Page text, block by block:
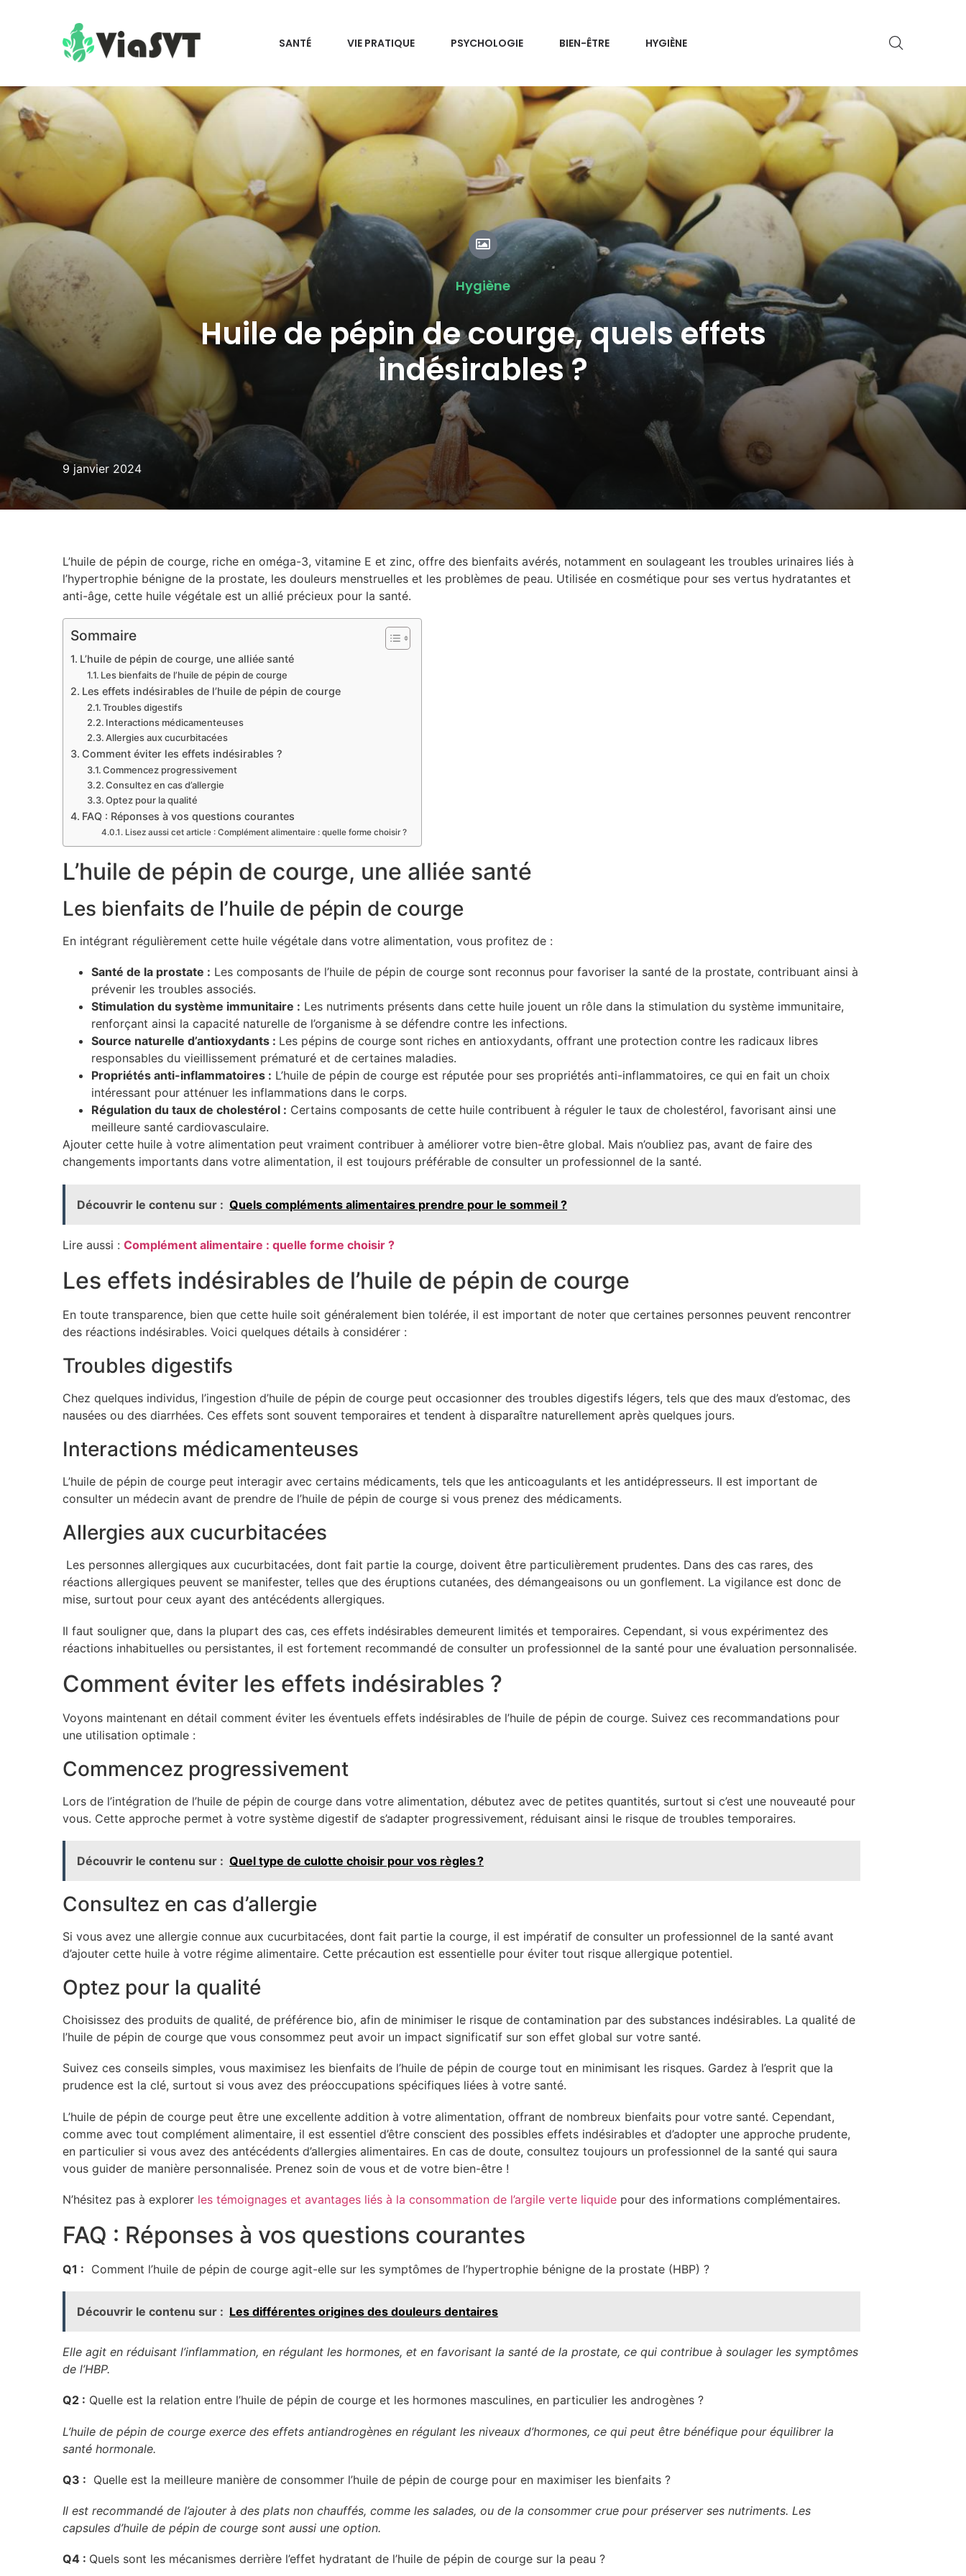
SANTÉ VIE PRATIQUE PSYCHOLOGIE BIEN-ÊTRE HYGIÈNE
Hygiène
Huile de pépin de courge, quels effets
indésirables ?
9 janvier 2024
L’huile de pépin de courge, riche en oméga-3, vitamine E et zinc, offre des bienfaits avérés, notamment en soulageant les troubles urinaires liés à
l’hypertrophie bénigne de la prostate, les douleurs menstruelles et les problèmes de peau. Utilisée en cosmétique pour ses vertus hydratantes et
anti-âge, cette huile végétale est un allié précieux pour la santé.
Sommaire
L’huile de pépin de courge, une alliée santé
Les bienfaits de l’huile de pépin de courge
Les effets indésirables de l’huile de pépin de courge
Troubles digestifs
Interactions médicamenteuses
Allergies aux cucurbitacées
Comment éviter les effets indésirables ?
Commencez progressivement
Consultez en cas d’allergie
Optez pour la qualité
FAQ : Réponses à vos questions courantes
Lisez aussi cet article : Complément alimentaire : quelle forme choisir ?
L’huile de pépin de courge, une alliée santé
Les bienfaits de l’huile de pépin de courge
En intégrant régulièrement cette huile végétale dans votre alimentation, vous profitez de :
Santé de la prostate : Les composants de l’huile de pépin de courge sont reconnus pour favoriser la santé de la prostate, contribuant ainsi à
prévenir les troubles associés.
Stimulation du système immunitaire : Les nutriments présents dans cette huile jouent un rôle dans la stimulation du système immunitaire,
renforçant ainsi la capacité naturelle de l’organisme à se défendre contre les infections.
Source naturelle d’antioxydants : Les pépins de courge sont riches en antioxydants, offrant une protection contre les radicaux libres
responsables du vieillissement prématuré et de certaines maladies.
Propriétés anti-inflammatoires : L’huile de pépin de courge est réputée pour ses propriétés anti-inflammatoires, ce qui en fait un choix
intéressant pour atténuer les inflammations dans le corps.
Régulation du taux de cholestérol : Certains composants de cette huile contribuent à réguler le taux de cholestérol, favorisant ainsi une
meilleure santé cardiovasculaire.
Ajouter cette huile à votre alimentation peut vraiment contribuer à améliorer votre bien-être global. Mais n’oubliez pas, avant de faire des
changements importants dans votre alimentation, il est toujours préférable de consulter un professionnel de la santé.
Découvrir le contenu sur : Quels compléments alimentaires prendre pour le sommeil ?
Lire aussi : Complément alimentaire : quelle forme choisir ?
Les effets indésirables de l’huile de pépin de courge
En toute transparence, bien que cette huile soit généralement bien tolérée, il est important de noter que certaines personnes peuvent rencontrer
des réactions indésirables. Voici quelques détails à considérer :
Troubles digestifs
Chez quelques individus, l’ingestion d’huile de pépin de courge peut occasionner des troubles digestifs légers, tels que des maux d’estomac, des
nausées ou des diarrhées. Ces effets sont souvent temporaires et tendent à disparaître naturellement après quelques jours.
Interactions médicamenteuses
L’huile de pépin de courge peut interagir avec certains médicaments, tels que les anticoagulants et les antidépresseurs. Il est important de
consulter un médecin avant de prendre de l’huile de pépin de courge si vous prenez des médicaments.
Allergies aux cucurbitacées
Les personnes allergiques aux cucurbitacées, dont fait partie la courge, doivent être particulièrement prudentes. Dans des cas rares, des
réactions allergiques peuvent se manifester, telles que des éruptions cutanées, des démangeaisons ou un gonflement. La vigilance est donc de
mise, surtout pour ceux ayant des antécédents allergiques.
Il faut souligner que, dans la plupart des cas, ces effets indésirables demeurent limités et temporaires. Cependant, si vous expérimentez des
réactions inhabituelles ou persistantes, il est fortement recommandé de consulter un professionnel de la santé pour une évaluation personnalisée.
Comment éviter les effets indésirables ?
Voyons maintenant en détail comment éviter les éventuels effets indésirables de l’huile de pépin de courge. Suivez ces recommandations pour
une utilisation optimale :
Commencez progressivement
Lors de l’intégration de l’huile de pépin de courge dans votre alimentation, débutez avec de petites quantités, surtout si c’est une nouveauté pour
vous. Cette approche permet à votre système digestif de s’adapter progressivement, réduisant ainsi le risque de troubles temporaires.
Découvrir le contenu sur : Quel type de culotte choisir pour vos règles ?
Consultez en cas d’allergie
Si vous avez une allergie connue aux cucurbitacées, dont fait partie la courge, il est impératif de consulter un professionnel de la santé avant
d’ajouter cette huile à votre régime alimentaire. Cette précaution est essentielle pour éviter tout risque allergique potentiel.
Optez pour la qualité
Choisissez des produits de qualité, de préférence bio, afin de minimiser le risque de contamination par des substances indésirables. La qualité de
l’huile de pépin de courge que vous consommez peut avoir un impact significatif sur son effet global sur votre santé.
Suivez ces conseils simples, vous maximisez les bienfaits de l’huile de pépin de courge tout en minimisant les risques. Gardez à l’esprit que la
prudence est la clé, surtout si vous avez des préoccupations spécifiques liées à votre santé.
L’huile de pépin de courge peut être une excellente addition à votre alimentation, offrant de nombreux bienfaits pour votre santé. Cependant,
comme avec tout complément alimentaire, il est essentiel d’être conscient des possibles effets indésirables et d’adopter une approche prudente,
en particulier si vous avez des antécédents d’allergies alimentaires. En cas de doute, consultez toujours un professionnel de la santé qui saura
vous guider de manière personnalisée. Prenez soin de vous et de votre bien-être !
N’hésitez pas à explorer les témoignages et avantages liés à la consommation de l’argile verte liquide pour des informations complémentaires.
FAQ : Réponses à vos questions courantes
Q1 : Comment l’huile de pépin de courge agit-elle sur les symptômes de l’hypertrophie bénigne de la prostate (HBP) ?
Découvrir le contenu sur : Les différentes origines des douleurs dentaires
Elle agit en réduisant l’inflammation, en régulant les hormones, et en favorisant la santé de la prostate, ce qui contribue à soulager les symptômes
de l’HBP.
Q2 : Quelle est la relation entre l’huile de pépin de courge et les hormones masculines, en particulier les androgènes ?
L’huile de pépin de courge exerce des effets antiandrogènes en régulant les niveaux d’hormones, ce qui peut être bénéfique pour équilibrer la
santé hormonale.
Q3 : Quelle est la meilleure manière de consommer l’huile de pépin de courge pour en maximiser les bienfaits ?
Il est recommandé de l’ajouter à des plats non chauffés, comme les salades, ou de la consommer crue pour préserver ses nutriments. Les
capsules d’huile de pépin de courge sont aussi une option.
Q4 : Quels sont les mécanismes derrière l’effet hydratant de l’huile de pépin de courge sur la peau ?